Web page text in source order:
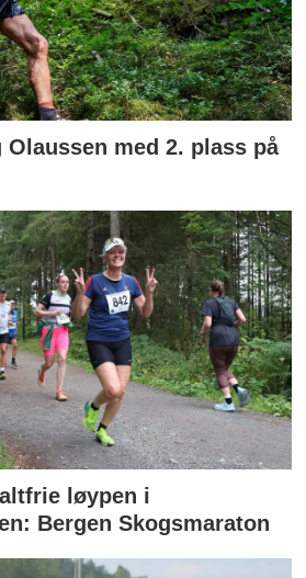
Olaussen med 2. plass på
løypen i
Bergen Skogsmaraton